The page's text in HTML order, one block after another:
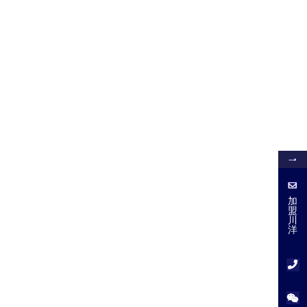
加
盟
川
洋
加
盟
川
服
务